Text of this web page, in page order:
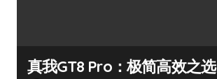
真我GT8 Pro：极简高效之选